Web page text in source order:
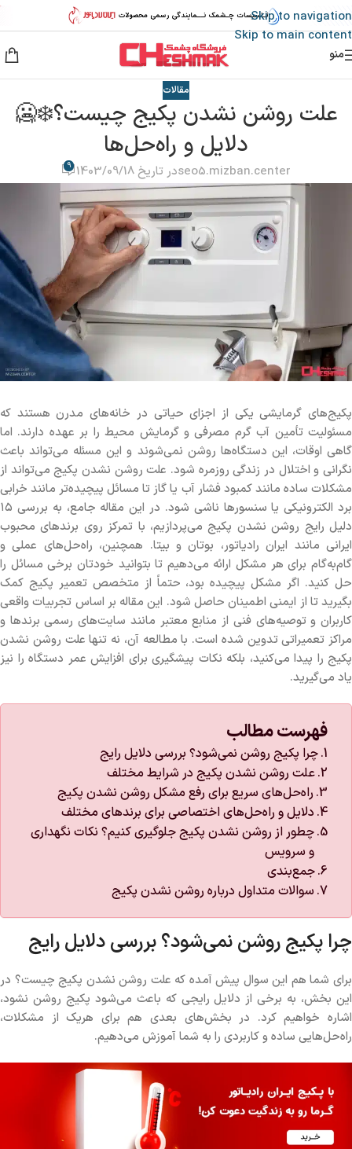
Skip to navigation
Skip to main content
منو
مقالات
علت روشن نشدن پکیج چیست؟❄️🥶
دلایل و راه‌حل‌ها
seo5.mizban.centerدر تاریخ 1403/09/18 9
پکیج‌های گرمایشی یکی از اجزای حیاتی در خانه‌های مدرن هستند که
مسئولیت تأمین آب گرم مصرفی و گرمایش محیط را بر عهده دارند. اما
گاهی اوقات، این دستگاه‌ها روشن نمی‌شوند و این مسئله می‌تواند باعث
نگرانی و اختلال در زندگی روزمره شود. علت روشن نشدن پکیج می‌تواند از
مشکلات ساده مانند کمبود فشار آب یا گاز تا مسائل پیچیده‌تر مانند خرابی
برد الکترونیکی یا سنسورها ناشی شود. در این مقاله جامع، به بررسی ۱۵
دلیل رایج روشن نشدن پکیج می‌پردازیم، با تمرکز روی برندهای محبوب
ایرانی مانند ایران رادیاتور، بوتان و بیتا. همچنین، راه‌حل‌های عملی و
گام‌به‌گام برای هر مشکل ارائه می‌دهیم تا بتوانید خودتان برخی مسائل را
حل کنید. اگر مشکل پیچیده بود، حتماً از متخصص تعمیر پکیج کمک
بگیرید تا از ایمنی اطمینان حاصل شود. این مقاله بر اساس تجربیات واقعی
کاربران و توصیه‌های فنی از منابع معتبر مانند سایت‌های رسمی برندها و
مراکز تعمیراتی تدوین شده است. با مطالعه آن، نه تنها علت روشن نشدن
پکیج را پیدا می‌کنید، بلکه نکات پیشگیری برای افزایش عمر دستگاه را نیز
یاد می‌گیرید.
فهرست مطالب
چرا پکیج روشن نمی‌شود؟ بررسی دلایل رایج
علت روشن نشدن پکیج در شرایط مختلف
راه‌حل‌های سریع برای رفع مشکل روشن نشدن پکیج
دلایل و راه‌حل‌های اختصاصی برای برندهای مختلف
چطور از روشن نشدن پکیج جلوگیری کنیم؟ نکات نگهداری
و سرویس
جمع‌بندی
سوالات متداول درباره روشن نشدن پکیج
چرا پکیج روشن نمی‌شود؟ بررسی دلایل رایج
برای شما هم این سوال پیش آمده که علت روشن نشدن پکیج چیست؟ در
این بخش، به برخی از دلایل رایجی که باعث می‌شود پکیج روشن نشود،
اشاره خواهیم کرد. در بخش‌های بعدی هم برای هریک از مشکلات،
راه‌حل‌هایی ساده و کاربردی را به شما آموزش می‌دهیم.